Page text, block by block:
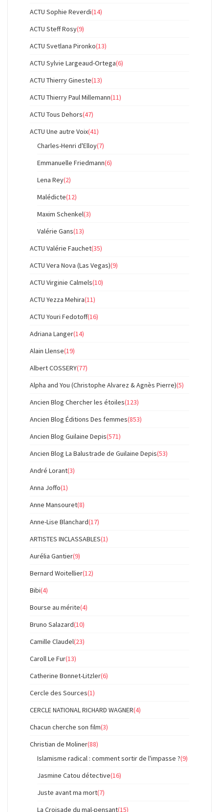
ACTU Sophie Reverdi(14)
ACTU Steff Rosy(9)
ACTU Svetlana Pironko(13)
ACTU Sylvie Largeaud-Ortega(6)
ACTU Thierry Gineste(13)
ACTU Thierry Paul Millemann(11)
ACTU Tous Dehors(47)
ACTU Une autre Voix(41)
Charles-Henri d'Elloy(7)
Emmanuelle Friedmann(6)
Lena Rey(2)
Malédicte(12)
Maxim Schenkel(3)
Valérie Gans(13)
ACTU Valérie Fauchet(35)
ACTU Vera Nova (Las Vegas)(9)
ACTU Virginie Calmels(10)
ACTU Yezza Mehira(11)
ACTU Youri Fedotoff(16)
Adriana Langer(14)
Alain Llense(19)
Albert COSSERY(77)
Alpha and You (Christophe Alvarez & Agnès Pierre)(5)
Ancien Blog Chercher les étoiles(123)
Ancien Blog Éditions Des femmes(853)
Ancien Blog Guilaine Depis(571)
Ancien Blog La Balustrade de Guilaine Depis(53)
André Lorant(3)
Anna Joffo(1)
Anne Mansouret(8)
Anne-Lise Blanchard(17)
ARTISTES INCLASSABLES(1)
Aurélia Gantier(9)
Bernard Woitellier(12)
Bibi(4)
Bourse au mérite(4)
Bruno Salazard(10)
Camille Claudel(23)
Caroll Le Fur(13)
Catherine Bonnet-Litzler(6)
Cercle des Sources(1)
CERCLE NATIONAL RICHARD WAGNER(4)
Chacun cherche son film(3)
Christian de Moliner(88)
Islamisme radical : comment sortir de l'impasse ?(9)
Jasmine Catou détective(16)
Juste avant ma mort(7)
La Croisade du mal-pensant(15)